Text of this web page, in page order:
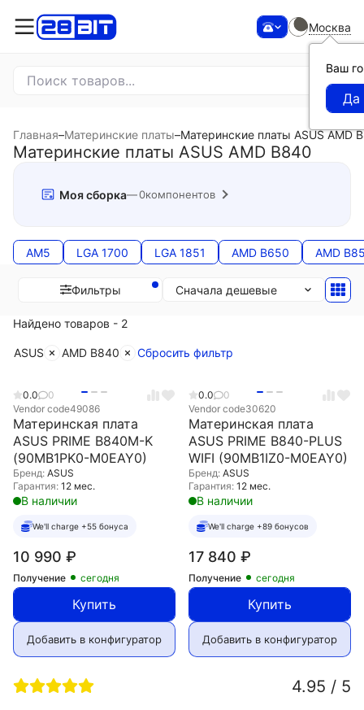
Москва
Ваш
Главная–Материнские платы–Материнские платы ASUS AMD
Материнские платы ASUS AMD B840
Моя сборка 0компонентов
AM5 LGA 1700 LGA 1851 AMD B650 AMD
Сначала дешевые
Фильтры
Найдено товаров - 2
ASUS AMD B840 Сбросить фильтр
0.0
0
Vendor code49086
Материнская плата
ASUS PRIME B840M-K
(90MB1PK0-M0EAY0)
Бренд: ASUS
Гарантия: 12 мес.
В наличии
We'll charge +55 бонуса
10 990 ₽
Получение сегодня
Купить
Добавить в конфигуратор
0.0
0
Vendor code30620
Материнская плата
ASUS PRIME B840-PLUS
WIFI (90MB1IZ0-M0EAY0)
Бренд: ASUS
Гарантия: 12 мес.
В наличии
We'll charge +89 бонусов
17 840 ₽
Получение сегодня
Купить
Добавить в конфигуратор
4.95 / 5